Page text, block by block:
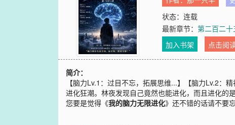
状态：连载
最新章节：第二百二
加入书架
点击阅
简介：
【脑力Lv.1：过目不忘，拓展思维...】【脑力Lv.2：
进化狂潮。林夜发现自己竟然也能进化，而且进化的
您要是觉得《我的脑力无限进化》还不错的话请不要